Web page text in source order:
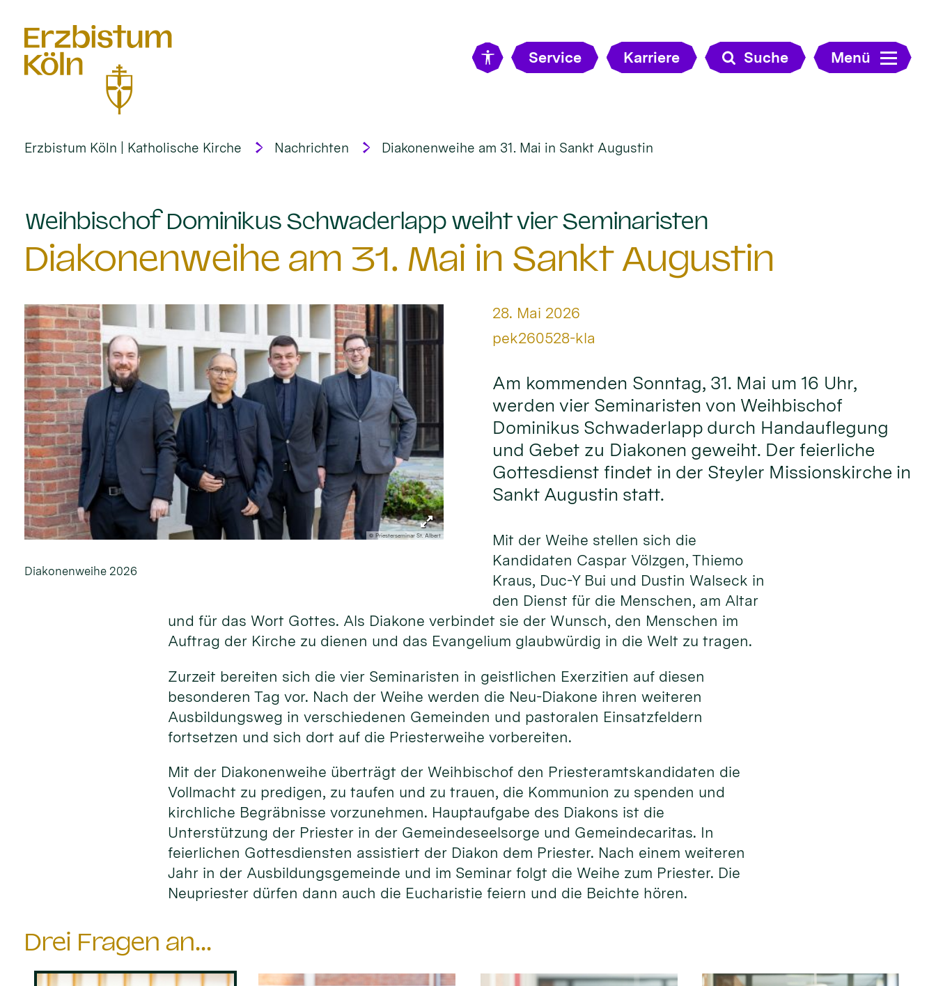
Service Karriere Suche Menü
Erzbistum Köln | Katholische Kirche Nachrichten Diakonenweihe am 31. Mai in Sankt Augustin
Weihbischof Dominikus Schwaderlapp weiht vier Seminaristen
Diakonenweihe am 31. Mai in Sankt Augustin
© Priesterseminar St. Albert
Diakonenweihe 2026
Datum:
28. Mai 2026
Von:
pek260528-kla
Am kommenden Sonntag, 31. Mai um 16 Uhr,
werden vier Seminaristen von Weihbischof
Dominikus Schwaderlapp durch Handauflegung
und Gebet zu Diakonen geweiht. Der feierliche
Gottesdienst findet in der Steyler Missionskirche in
Sankt Augustin statt.
Mit der Weihe stellen sich die
Kandidaten Caspar Völzgen, Thiemo
Kraus, Duc-Y Bui und Dustin Walseck in
den Dienst für die Men­schen, am Altar
und für das Wort Gottes. Als Diakone verbindet sie der Wunsch, den Menschen im
Auftrag der Kirche zu dienen und das Evangelium glaubwürdig in die Welt zu tragen.
Zurzeit bereiten sich die vier Seminaristen in geistlichen Exerzitien auf diesen
besonderen Tag vor. Nach der Weihe werden die Neu-Diakone ihren weiteren
Ausbildungsweg in verschiedenen Gemeinden und pastoralen Einsatzfeldern
fortsetzen und sich dort auf die Priesterweihe vorbereiten.
Mit der Diakonenweihe überträgt der Weihbischof den Priesteramtskandidaten die
Vollmacht zu predigen, zu taufen und zu trauen, die Kommunion zu spenden und
kirchliche Begräbnisse vorzunehmen. Hauptaufgabe des Diakons ist die
Unterstützung der Priester in der Gemeindeseelsorge und Gemeindecaritas. In
feierlichen Gottesdiensten assistiert der Diakon dem Priester. Nach einem weiteren
Jahr in der Ausbildungsgemeinde und im Seminar folgt die Weihe zum Priester. Die
Neupriester dürfen dann auch die Eucharistie feiern und die Beichte hören.
Drei Fragen an...